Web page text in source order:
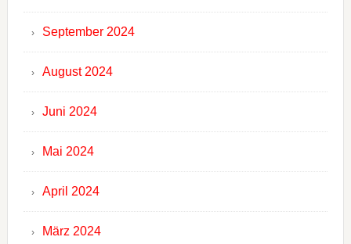
September 2024
August 2024
Juni 2024
Mai 2024
April 2024
März 2024